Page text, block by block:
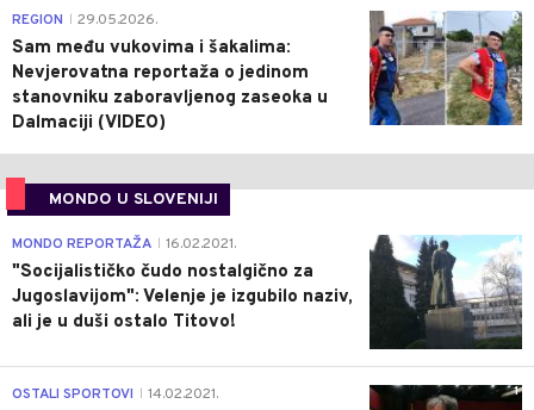
0
REGION 29.05.2026.
Sam među vukovima i šakalima:
Nevjerovatna reportaža o jedinom
stanovniku zaboravljenog zaseoka u
Dalmaciji (VIDEO)
MONDO U SLOVENIJI
4
MONDO REPORTAŽA 16.02.2021.
"Socijalističko čudo nostalgično za
Jugoslavijom": Velenje je izgubilo naziv,
ali je u duši ostalo Titovo!
1
OSTALI SPORTOVI 14.02.2021.